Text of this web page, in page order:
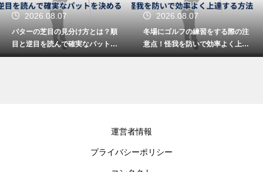
2026.08.07
冬場にゴルフの練習をする際の注
意点！怪我を防いで効率よく上達
する方法
2026.08.06
アプローチでのバウンスの使い方
とは？ソールを滑らせる打ち方で
ミスを防ぐ
運営者情報
プライバシーポリシー